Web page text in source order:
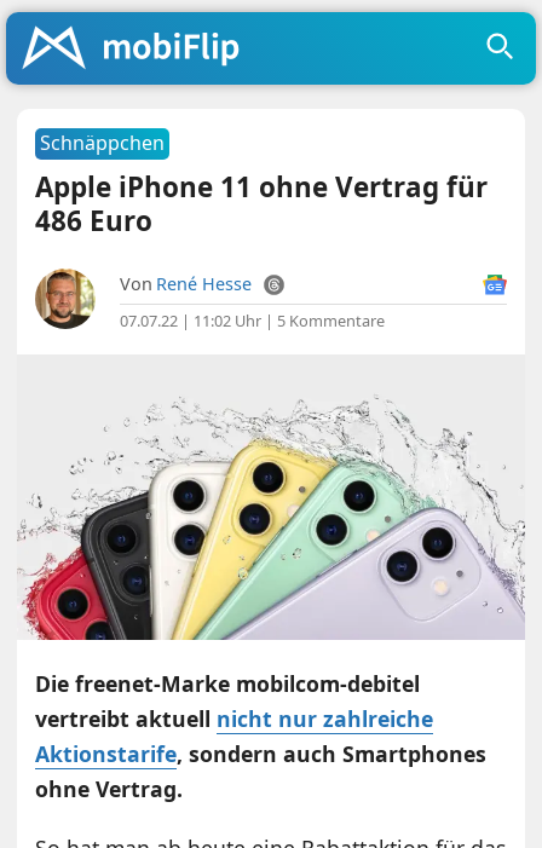
Schnäppchen
Apple iPhone 11 ohne Vertrag für
486 Euro
Von René Hesse
07.07.22 | 11:02 Uhr | 5 Kommentare
Die freenet-Marke mobilcom-debitel
vertreibt aktuell nicht nur zahlreiche
Aktionstarife, sondern auch Smartphones
ohne Vertrag.